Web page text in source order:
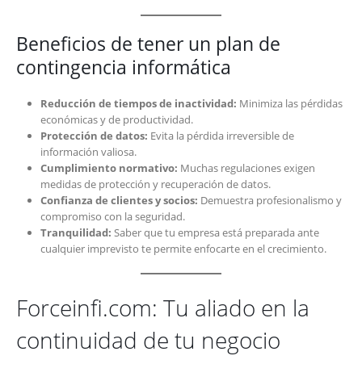
Beneficios de tener un plan de
contingencia informática
Reducción de tiempos de inactividad: Minimiza las pérdidas
económicas y de productividad.
Protección de datos: Evita la pérdida irreversible de
información valiosa.
Cumplimiento normativo: Muchas regulaciones exigen
medidas de protección y recuperación de datos.
Confianza de clientes y socios: Demuestra profesionalismo y
compromiso con la seguridad.
Tranquilidad: Saber que tu empresa está preparada ante
cualquier imprevisto te permite enfocarte en el crecimiento.
Forceinfi.com: Tu aliado en la
continuidad de tu negocio